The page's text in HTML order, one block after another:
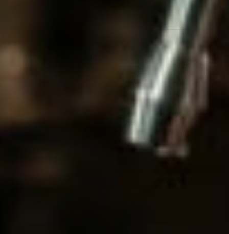
und einem Kostenrahmen. Abgabe in der